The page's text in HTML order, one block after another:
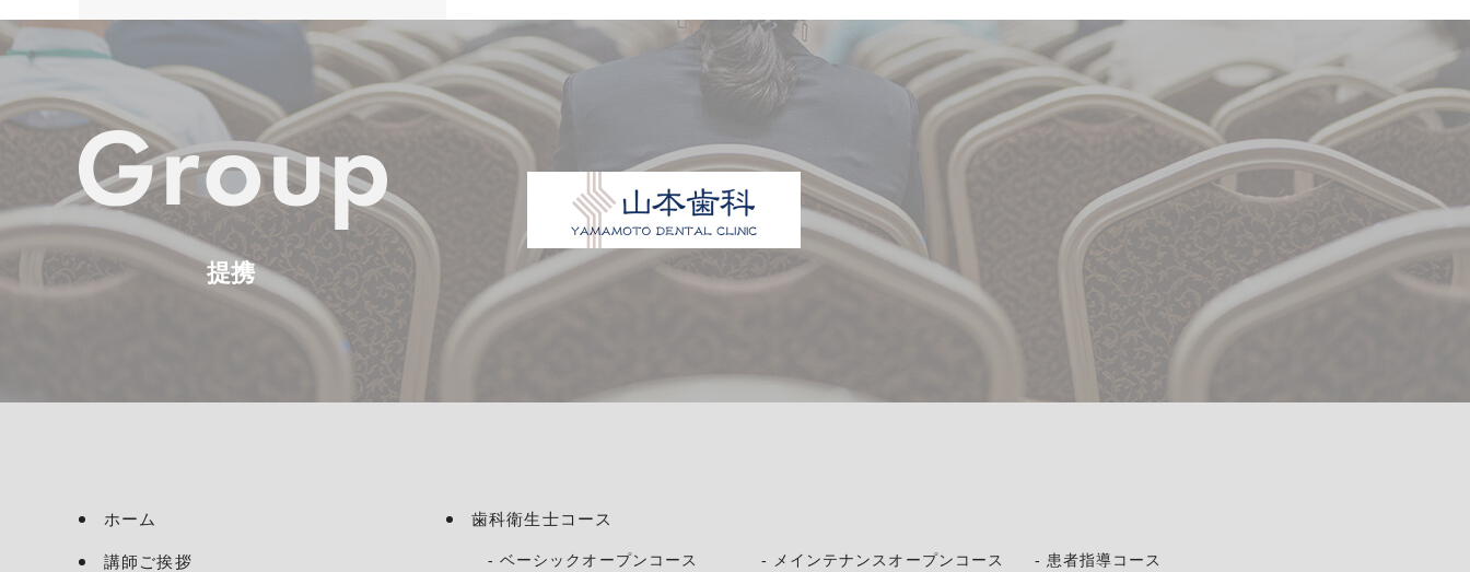
提携
ホーム
講師ご挨拶
歯科衛生士コース
ベーシックオープンコース メインテナンスオープンコース 患者指導コース